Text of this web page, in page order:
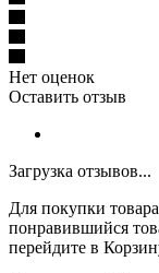
Нет оценок
Оставить отзыв
Загрузка отзывов...
Для покупки
понравившийся
перейдите в